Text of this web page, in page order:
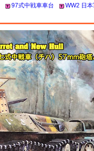
97式中戦車車台 WW2 日